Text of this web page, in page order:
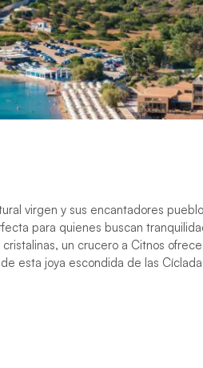
virgen y sus encantadores
para quienes buscan
un crucero a Citnos
esta joya escondida de las